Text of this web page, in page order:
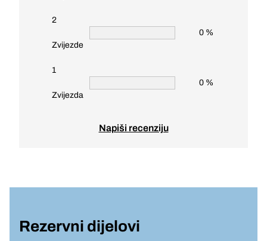
2
Zvijezde
0 %
1
Zvijezda
0 %
Napiši recenziju
Rezervni dijelovi